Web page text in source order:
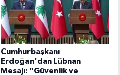
Cumhurbaşkanı
Erdoğan'dan Lübnan
Mesajı: "Güvenlik ve